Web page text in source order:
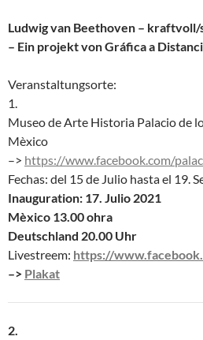
Ludwig van Beethoven –
– Ein projekt von Gráfica a
Veranstaltungsorte:
1.
Museo de Arte Historia Palacio de
Mèxico
–> https://www.facebook.com/
Fechas: del 15 de Julio hasta el 19.
Inauguration: 17. Julio 2021
Mèxico 13.00 ohra
Deutschland 20.00 Uhr
Livestreem: https://
–> Plakat
2.